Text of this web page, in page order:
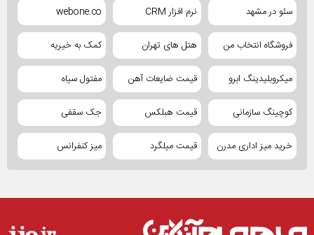
سئو در مشهد نرم افزار CRM webone.co
فروشگاه انتخاب من هتل های تهران کمک به خیریه
میکروبلیدینگ ابرو قیمت ضایعات آهن مفتول سیاه
کوچینگ سازمانی قیمت هبلکس جک سقفی
خرید میز اداری مدرن قیمت میلگرد میز کنفرانس